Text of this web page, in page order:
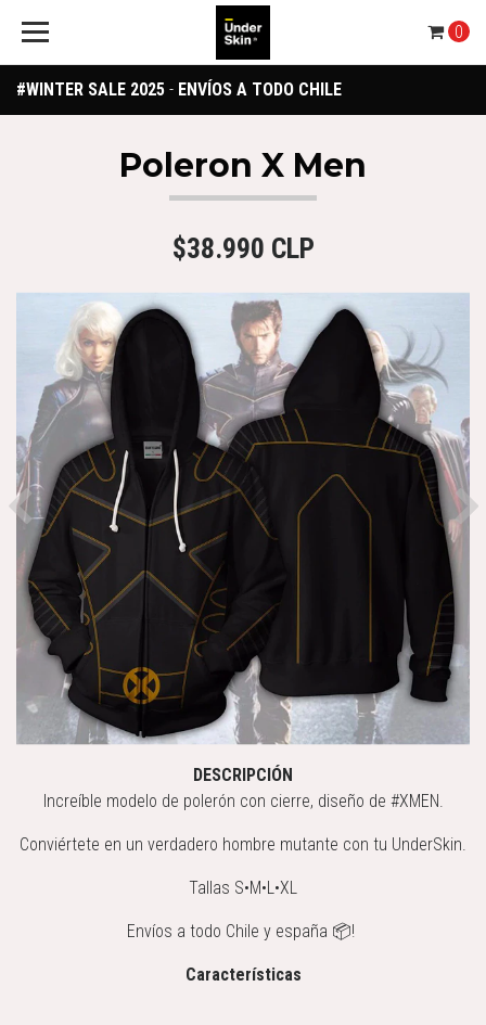
#WINTER SALE 2025 - ENVÍOS A TODO CHILE
0
Poleron X Men
$38.990 CLP
Previous
DESCRIPCIÓN
Increíble modelo de polerón con cierre, diseño de #XMEN.
Conviértete en un verdadero hombre mutante con tu UnderSkin.
Tallas S•M•L•XL
Envíos a todo Chile y españa 📦!
Características